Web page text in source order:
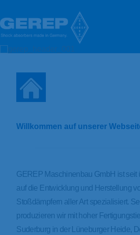
GEREP Maschinenbau
Willkommen auf unserer
GEREP Maschinenbau GmbH ist seit
auf die Entwicklung und Herstellung
Stoßdämpfern aller Art spezialisiert.
produzieren wir mit hoher
Suderburg in der Lüneburger Heide,